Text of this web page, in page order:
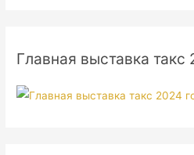
Главная выставка такс